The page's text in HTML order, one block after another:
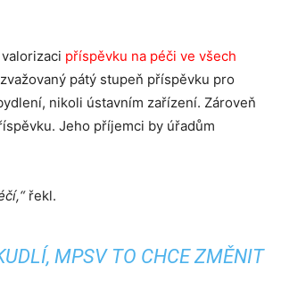
příspěvku na péči ve všech
pátý stupeň příspěvku pro
nikoli ústavním zařízení. Zároveň
Jeho příjemci by úřadům
řekl.
MPSV TO CHCE ZMĚNIT